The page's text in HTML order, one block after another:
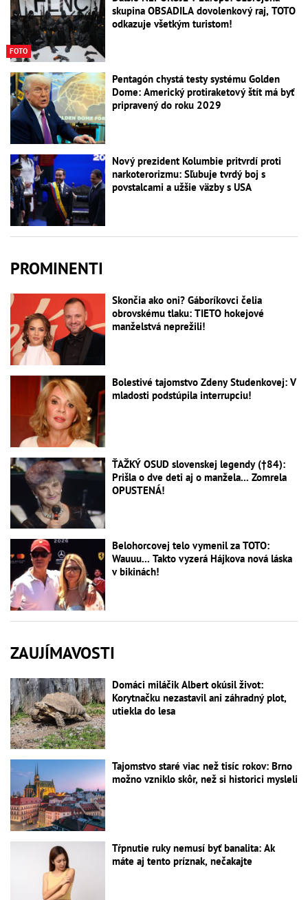
FOTO
skupina OBSADILA dovolenkový raj, TOTO
odkazuje všetkým turistom!
Pentagón chystá testy systému Golden
Dome: Americký protiraketový štít má byť
pripravený do roku 2029
Nový prezident Kolumbie pritvrdí proti
narkoterorizmu: Sľubuje tvrdý boj s
povstalcami a užšie väzby s USA
PROMINENTI
Skončia ako oni? Gáboríkovci čelia
obrovskému tlaku: TIETO hokejové
manželstvá neprežili!
Bolestivé tajomstvo Zdeny Studenkovej: V
mladosti podstúpila interrupciu!
ŤAŽKÝ OSUD slovenskej legendy (†84):
Prišla o dve deti aj o manžela... Zomrela
OPUSTENÁ!
Belohorcovej telo vymenil za TOTO:
Wauuu... Takto vyzerá Hájkova nová láska
v bikinách!
ZAUJÍMAVOSTI
Domáci miláčik Albert okúsil život:
Korytnačku nezastavil ani záhradný plot,
utiekla do lesa
Tajomstvo staré viac než tisíc rokov: Brno
možno vzniklo skôr, než si historici mysleli
Tŕpnutie ruky nemusí byť banalita: Ak
máte aj tento príznak, nečakajte